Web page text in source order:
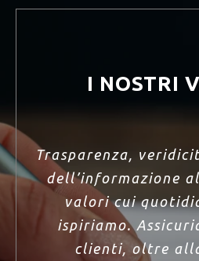
I NOSTRI
Trasparenza,
dell’informazione
valori cui
ispiriamo.
clienti, oltre